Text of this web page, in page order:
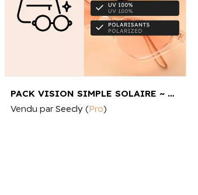
PACK VISION SIMPLE SOLAIRE ~ ECO-LUXE (VERRES SEULS)
Vendu parSeecly(Pro)